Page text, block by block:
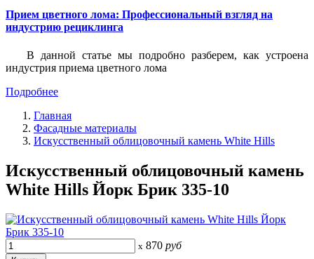
Прием цветного лома: Профессиональный взгляд на
индустрию рециклинга
В данной статье мы подробно разберем, как устроена
индустрия приема цветного лома
Подробнее
Главная
Фасадные материалы
Искусственный облицовочный камень White Hills
Искусственный облицовочный камень
White Hills Йорк Брик 335-10
x 870 руб